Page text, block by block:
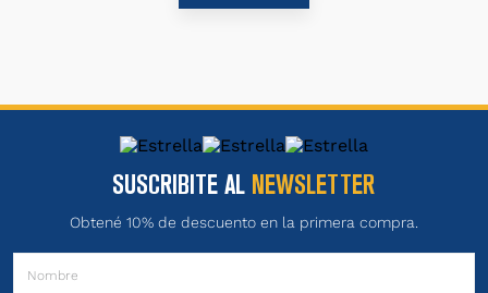
SUSCRIBITE AL NEWSLETTER
Obtené 10% de descuento en la primera compra.